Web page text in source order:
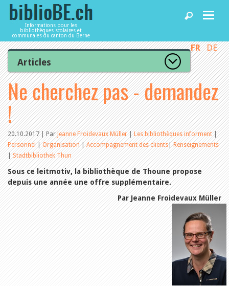
Informations pour les
bibliothèques scolaires et
communales du canton du Berne
Accueil
Articles
Bibliothèques
Agenda
Services
FR DE
Articles
Tous les articles
Articles recommandés
Les mieux notés
Catégories
L’Office de la culture informe
La Commission informe
Les bibliothèques informent
Organisation
Locaux et infrastructure
Collections
Utilisation
Finances
Personnel
Gestion de la qualité
Ne cherchez pas - demandez
!
20.10.2017 | ParJeanne Froidevaux Müller|Les bibliothèques informent|
Personnel|Organisation|Accompagnement des clients|Renseignements
|Stadtbibliothek Thun
Sous ce leitmotiv, la bibliothèque de Thoune propose
depuis une année une offre supplémentaire.
Par Jeanne Froidevaux Müller